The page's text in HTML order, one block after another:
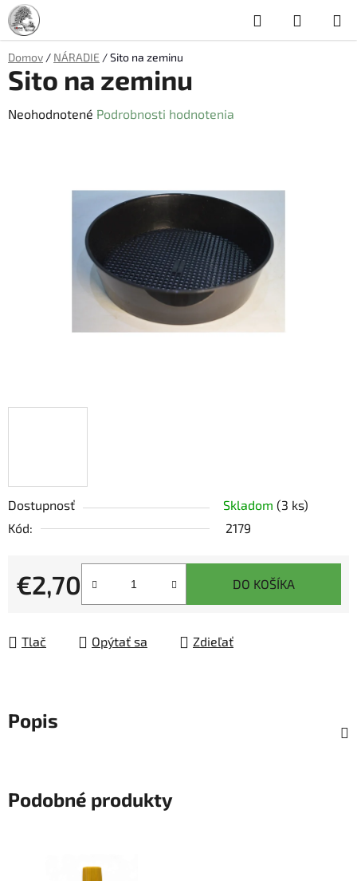
Prejsť
na
obsah
Hľadať
KOŠÍK
Domov / NÁRADIE /Sito na zeminu
Dostupnosť Skladom (3 ks)
Kód:
2179
€2,70
Jednotková cena:
DO KOŠÍKA
Tlač Opýtať sa Zdieľať
Sito na zeminu
Priemerné
Neohodnotené Podrobnosti hodnotenia
Popis
Podobné produkty